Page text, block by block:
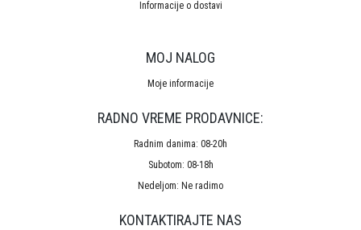
Informacije o dostavi
MOJ NALOG
Moje informacije
RADNO VREME PRODAVNICE:
Radnim danima: 08-20h
Subotom: 08-18h
Nedeljom: Ne radimo
KONTAKTIRAJTE NAS